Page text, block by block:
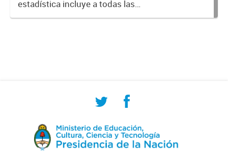
estadística incluye a todas las
personas involucradas